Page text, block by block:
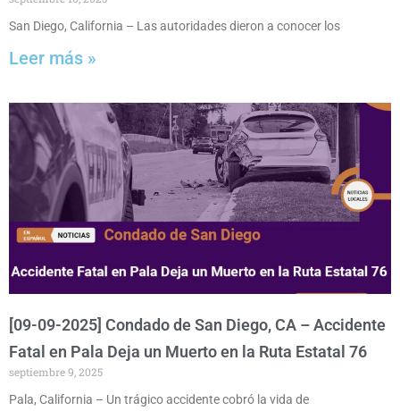
San Diego, California – Las autoridades dieron a conocer los
Leer más »
[09-09-2025] Condado de San Diego, CA – Accidente
Fatal en Pala Deja un Muerto en la Ruta Estatal 76
septiembre 9, 2025
Pala, California – Un trágico accidente cobró la vida de